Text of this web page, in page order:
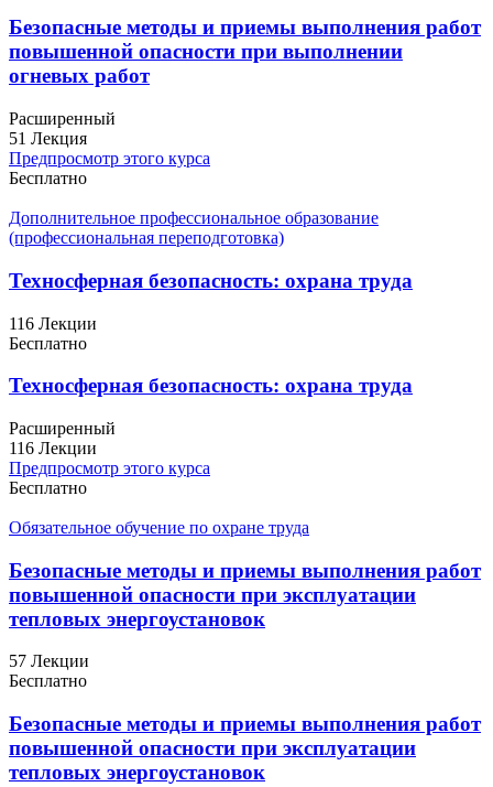
Безопасные методы и приемы выполнения работ
повышенной опасности при выполнении
огневых работ
Расширенный
51 Лекция
Предпросмотр этого курса
Бесплатно
Дополнительное профессиональное образование
(профессиональная переподготовка)
Техносферная безопасность: охрана труда
116 Лекции
Бесплатно
Техносферная безопасность: охрана труда
Расширенный
116 Лекции
Предпросмотр этого курса
Бесплатно
Обязательное обучение по охране труда
Безопасные методы и приемы выполнения работ
повышенной опасности при эксплуатации
тепловых энергоустановок
57 Лекции
Бесплатно
Безопасные методы и приемы выполнения работ
повышенной опасности при эксплуатации
тепловых энергоустановок